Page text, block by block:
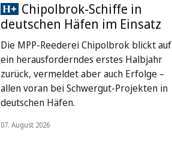
Chipolbrok-Schiffe in
deutschen Häfen im Einsatz
Die MPP-Reederei Chipolbrok blickt auf
ein herausforderndes erstes Halbjahr
zurück, vermeldet aber auch Erfolge –
allen voran bei Schwergut-Projekten in
deutschen Häfen.
07. August 2026